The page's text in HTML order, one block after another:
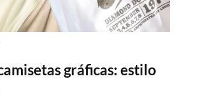
gráficas: estilo